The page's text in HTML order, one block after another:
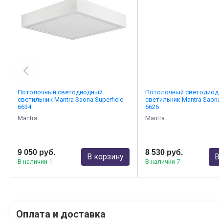
Потолочный светодиодный
светильник Mantra Saona Superficie
6634
Mantra
9 050 руб.
В наличии 1
В корзину
Потолочный
светильник Mantra
6626
Mantra
8 530 руб.
В наличии 7
Оплата и доставка